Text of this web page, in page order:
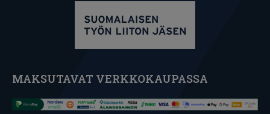
MAKSUTAVAT VERKKOKAUPASSA